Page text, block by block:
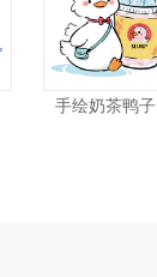
手绘奶茶鸭子